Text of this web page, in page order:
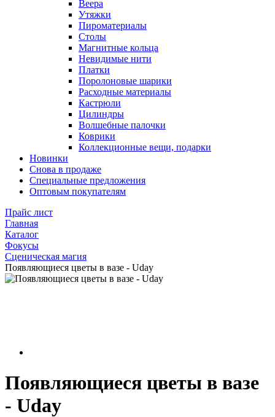
Веера
Утяжки
Пироматериалы
Столы
Магнитные кольца
Невидимые нити
Платки
Поролоновые шарики
Расходные материалы
Кастрюли
Цилиндры
Волшебные палочки
Коврики
Коллекционные вещи, подарки
Новинки
Снова в продаже
Специальные предложения
Оптовым покупателям
Прайс лист
Главная
Каталог
Фокусы
Сценическая магия
Появляющиеся цветы в вазе - Uday
Появляющиеся цветы в вазе
- Uday